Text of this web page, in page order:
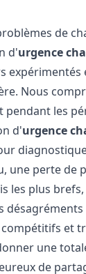
de
d'urgence
Nous
les
d'urgence
une perte de
les plus
et
une
de